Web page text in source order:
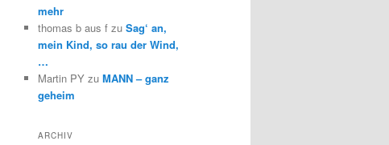
mehr
thomas b aus f zu Sag‘ an,
mein Kind, so rau der Wind,
…
Martin PY zu MANN – ganz
geheim
ARCHIV